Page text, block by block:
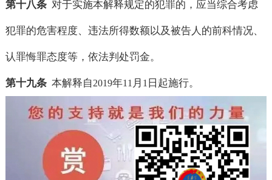
第十八条 对于实施本解释规定的犯罪的，应当综合考虑
犯罪的危害程度、违法所得数额以及被告人的前科情况、
认罪悔罪态度等，依法判处罚金。
第十九条 本解释自2019年11 月 1 日起施行。